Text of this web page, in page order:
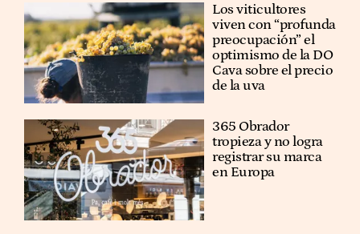
Los viticultores
viven con “profunda
preocupación” el
optimismo de la DO
Cava sobre el precio
de la uva
365 Obrador
tropieza y no logra
registrar su marca
en Europa